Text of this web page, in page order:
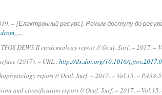
– [Електронний ресурс]. Режим доступу до
.
DEWS II epidemiology report // Ocul. Surf. – 2017. –
(2017). – URL.:http://dx.doi.org/10.1016/
report // Ocul. Surf. – 2017. – Vol.15. – P.438-
and classification report // Ocul. Surf. – 2017. – Vol.15.